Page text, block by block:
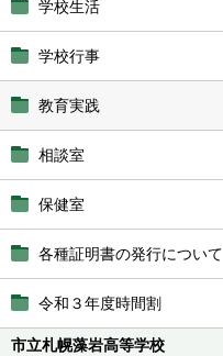
学校生活
学校行事
教育実践
相談室
保健室
各種証明書の発行について
令和３年度時間割
市立札幌藻岩高等学校